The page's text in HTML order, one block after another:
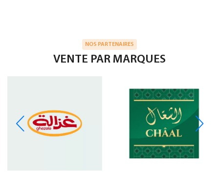
NOS PARTENAIRES
VENTE PAR MARQUES